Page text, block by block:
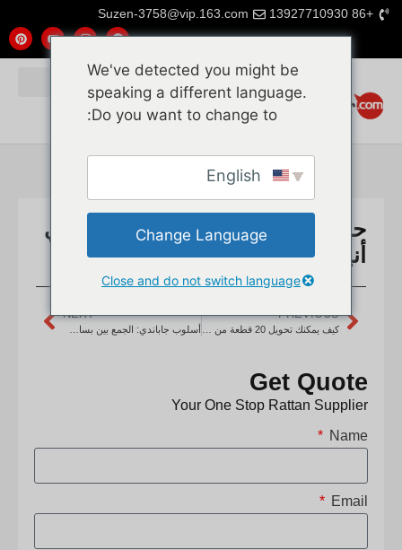
+86 13927710930
Suzen-3758@vip.163.com
حيل IKEA للخيزران لمنزل بوهيمي
أنيق
PREVIOUS
NEXT
Get Quote
Your One Stop Rattan Supplier
Name
Email
We've detected you might be
speaking a different language.
Do you want to change to:
Change Language
Close and do not switch language